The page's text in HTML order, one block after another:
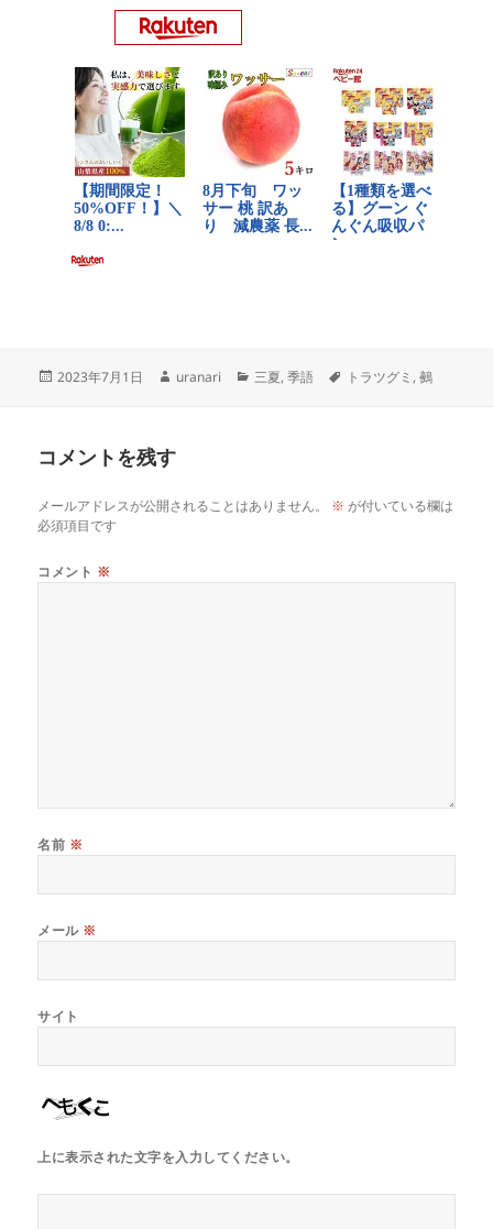
投
2023年7月1日
作
uranari
カ
三夏,季語
タ
トラツグミ ,鵺
コメントを残す
メールアドレスが公開されることはありません。 ※ が付いている欄は
必須項目です
コメント ※
名前 ※
メール ※
サイト
上に表示された文字を入力してください。